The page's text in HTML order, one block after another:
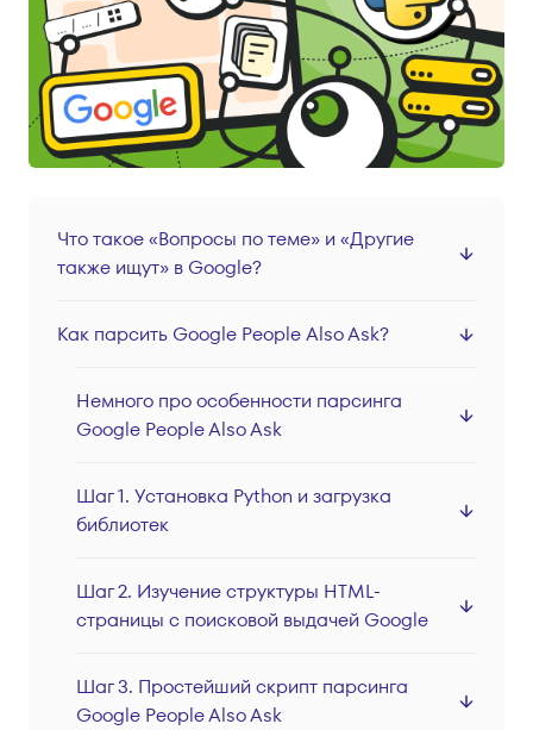
Мобильные прокси
Серверные прокси
Цены
Резидентные прокси
Серверные прокси
Вход
Регистрация
Что такое «Вопросы по теме» и «Другие
также ищут» в Google?
Как парсить Google People Also Ask?
Немного про особенности парсинга
Google People Also Ask
Шаг 1. Установка Python и загрузка
библиотек
Шаг 2. Изучение структуры HTML-
страницы с поисковой выдачей Google
Шаг 3. Простейший скрипт парсинга
Google People Also Ask